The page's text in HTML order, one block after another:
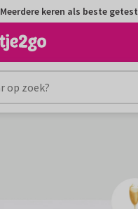
Meerdere keren als beste getest